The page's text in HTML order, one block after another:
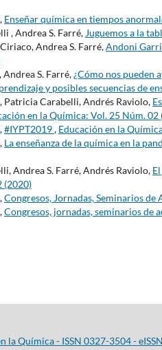
Enseñar química en tiempos
, Andrea S. Farré,Juguemos a la
Andrea S. Farré,Andoni
S. Farré,¿Cómo nos pueden
y posibles secuencias de
Patricia Carabelli, Andrés Raviolo,
en la Química: Vol. 25 Núm. 02
#IYPT2019, Educación en la
La enseñanza de la química en la
Andrea S. Farré, Andrés Raviolo,
(2020)
Congresos, Jornadas, Seminarios de
Congresos, jornadas, seminarios de
la Química - ISSN 0327-3504 -